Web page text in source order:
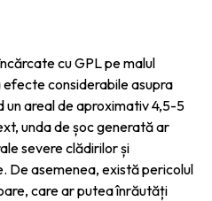
cu GPL pe malul
considerabile asupra
un areal de aproximativ 4,5-5
unda de șoc generată ar
severe clădirilor și
De asemenea, există pericolul
care ar putea înrăutăți